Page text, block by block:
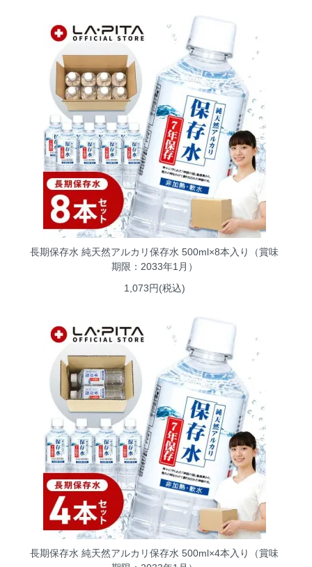
長期保存水 純天然アルカリ保存水 500ml×8本入り（賞味
期限：2033年1月）
1,073円(税込)
長期保存水 純天然アルカリ保存水 500ml×4本入り（賞味